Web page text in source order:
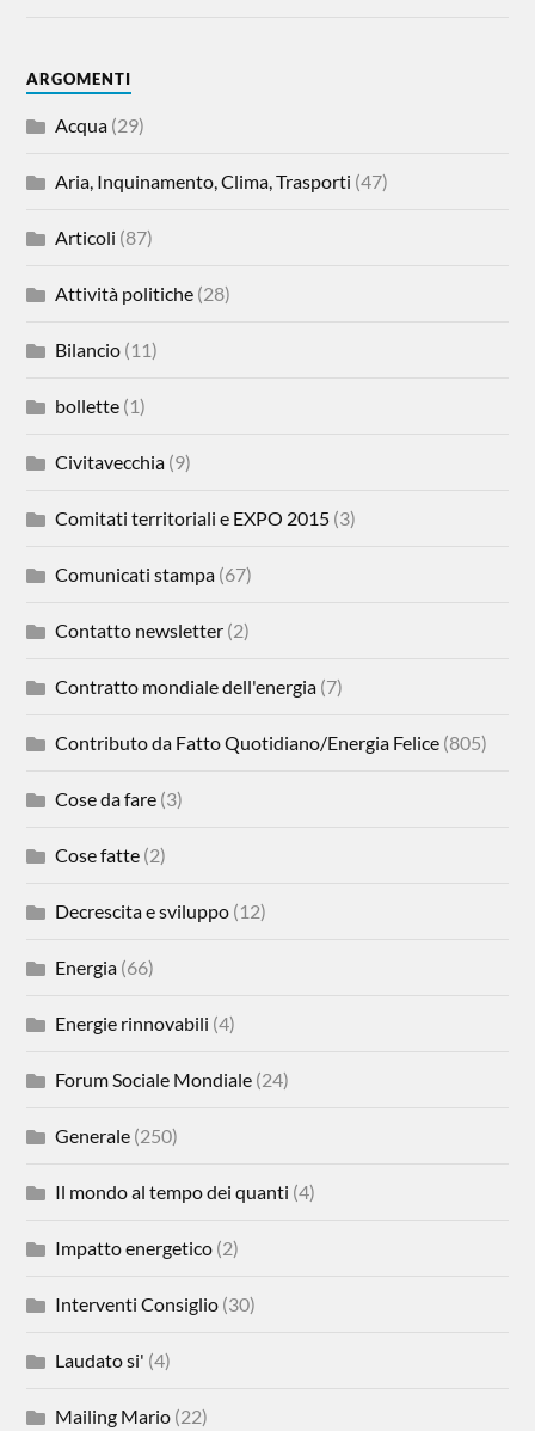
ARGOMENTI
Acqua (29)
Aria, Inquinamento, Clima, Trasporti (47)
Articoli (87)
Attività politiche (28)
Bilancio (11)
bollette (1)
Civitavecchia (9)
Comitati territoriali e EXPO 2015 (3)
Comunicati stampa (67)
Contatto newsletter (2)
Contratto mondiale dell'energia (7)
Contributo da Fatto Quotidiano/Energia Felice (805)
Cose da fare (3)
Cose fatte (2)
Decrescita e sviluppo (12)
Energia (66)
Energie rinnovabili (4)
Forum Sociale Mondiale (24)
Generale (250)
Il mondo al tempo dei quanti (4)
Impatto energetico (2)
Interventi Consiglio (30)
Laudato si' (4)
Mailing Mario (22)